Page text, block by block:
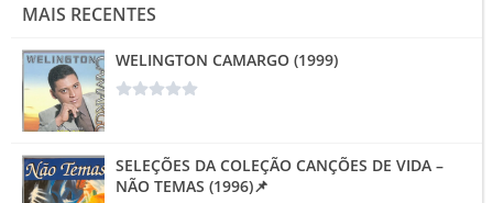
MAIS RECENTES
WELINGTON CAMARGO (1999)
SELEÇÕES DA COLEÇÃO CANÇÕES DE VIDA –
NÃO TEMAS (1996)📌